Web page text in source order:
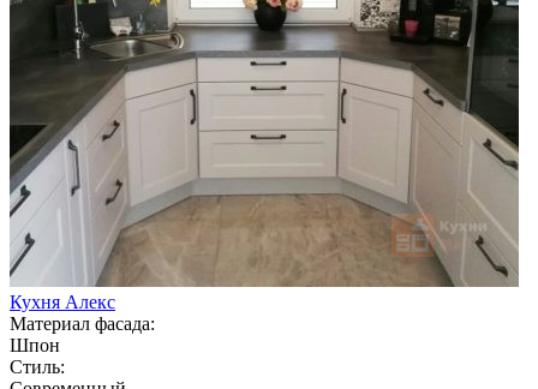
Кухня Алекс
Материал фасада:
Шпон
Стиль: